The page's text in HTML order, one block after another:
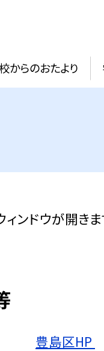
からのおたより
ンドウが開きま
豊島区HP